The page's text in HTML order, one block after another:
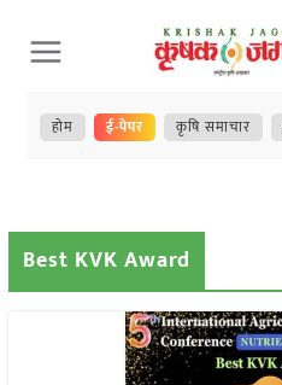
Skip
to
content
होम ई-पेपर कृषि समाचार
Best KVK Award